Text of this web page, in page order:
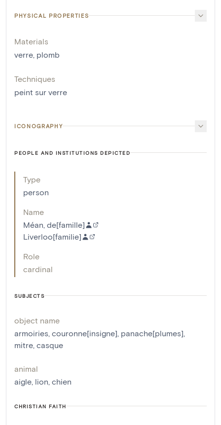
PHYSICAL PROPERTIES
Materials
verre, plomb
Techniques
peint sur verre
ICONOGRAPHY
PEOPLE AND INSTITUTIONS DEPICTED
Type
person
Name
Méan, de[famille]
Liverloo[familie]
Role
cardinal
SUBJECTS
object name
armoiries, couronne[insigne], panache[plumes],
mitre, casque
animal
aigle, lion, chien
CHRISTIAN FAITH